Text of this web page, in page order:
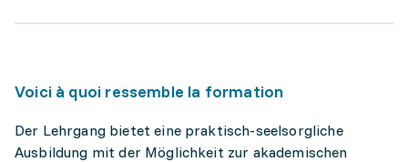
Voici à quoi ressemble la formation
Der Lehrgang bietet eine praktisch-seelsorgliche
Ausbildung mit der Möglichkeit zur akademischen